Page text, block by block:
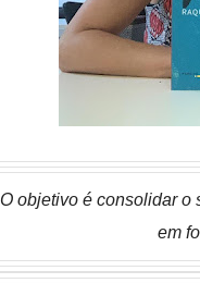
O objetivo é consolidar o
em